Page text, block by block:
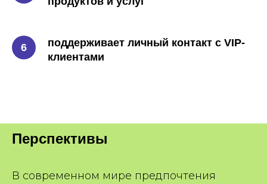
поддерживает личный контакт с VIP-
клиентами
Перспективы
В современном мире предпочтения